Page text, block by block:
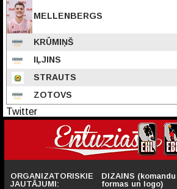
MELLENBERGS
KRŪMIŅŠ
IĻJINS
STRAUTS
ZOTOVS
Twitter
ORGANIZATORISKIE
JAUTĀJUMI:
DIZAINS (komandu
formas un logo)